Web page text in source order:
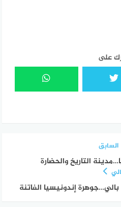
على
السابق
التاريخ والحضارة
إندونيسيا الفاتنة